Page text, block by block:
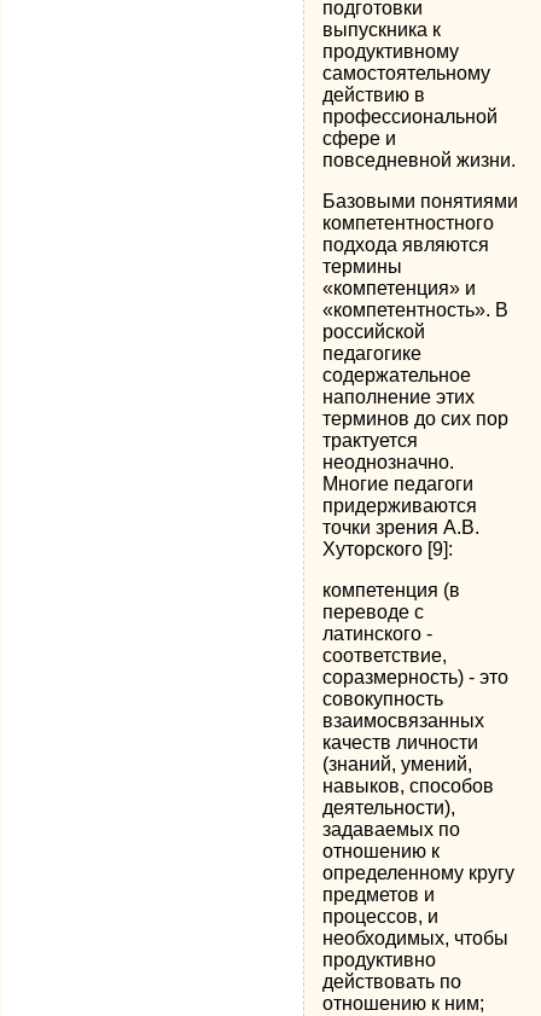
подготовки
выпускника к
продуктивному
самостоятельному
действию в
профессиональной
сфере и
повседневной жизни.
Базовыми понятиями
компетентностного
подхода являются
термины
«компетенция» и
«компетентность». В
российской
педагогике
содержательное
наполнение этих
терминов до сих пор
трактуется
неоднозначно.
Многие педагоги
придерживаются
точки зрения А.В.
Хуторского [9]:
компетенция (в
переводе с
латинского -
соответствие,
соразмерность) - это
совокупность
взаимосвязанных
качеств личности
(знаний, умений,
навыков, способов
деятельности),
задаваемых по
отношению к
определенному кругу
предметов и
процессов, и
необходимых, чтобы
продуктивно
действовать по
отношению к ним;